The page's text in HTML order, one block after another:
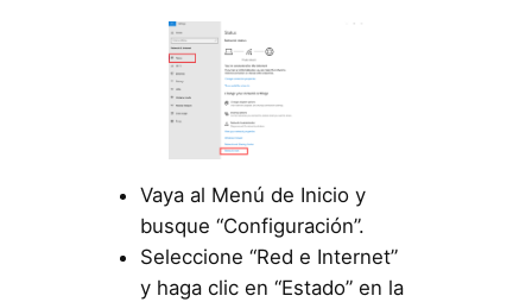
Vaya al Menú de Inicio y
busque “Configuración”.
Seleccione “Red e Internet”
y haga clic en “Estado” en la